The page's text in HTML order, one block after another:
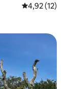
Μέση
4,92 (12)